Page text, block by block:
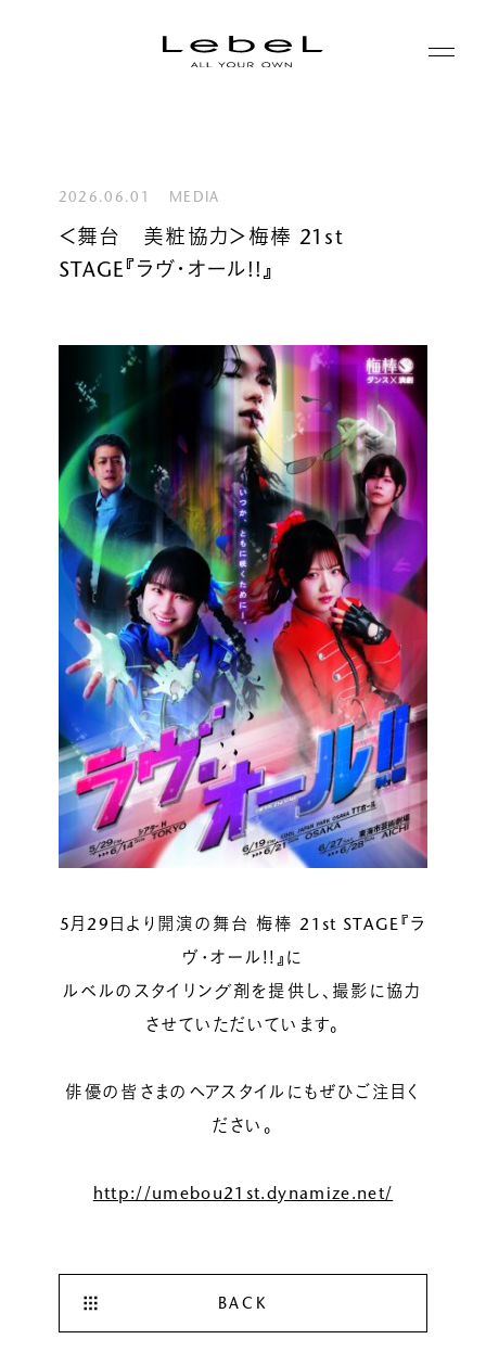
コンセプト
ヒストリー
シリーズ一覧
JOURNAL
LABORATORY
ルベルの研究開発
研究情報
ヘアコラム
SALON LIST
for SALON
2026.06.01 MEDIA
＜舞台 美粧協力＞梅棒 21st
STAGE『ラヴ・オール!!』
5月29日より開演の舞台 梅棒 21st STAGE『ラ
ヴ・オール!!』に
ルベルのスタイリング剤を提供し、撮影に協力
させていただいています。
俳優の皆さまのヘアスタイルにもぜひご注目く
ださい。
http://umebou21st.dynamize.net/
BACK